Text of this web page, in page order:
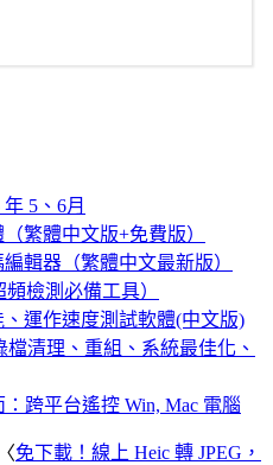
5、6月
繁體中文版+免費版）
輯器（繁體中文最新版）
檢測必備工具）
、運作速度測試軟體(中文版)
檔清理、重組、系統最佳化、
跨平台遙控 Win, Mac 電腦
免下載！線上 Heic 轉 JPEG，